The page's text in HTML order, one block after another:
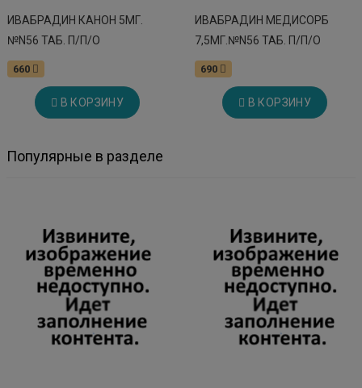
ИВАБРАДИН КАНОН 5МГ.
№N56 ТАБ. П/П/О
660
В КОРЗИНУ
ИВАБРАДИН МЕДИСОРБ
7,5МГ.№N56 ТАБ. П/П/О
690
В КОРЗИНУ
Популярные в разделе